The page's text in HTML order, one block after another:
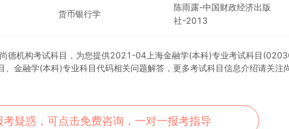
货币银行学
陈雨露-中国财政经济出版
社-2013
德机构考试科目，为您提供2021-04上海金融学(本科)专业考试科目
金融学(本科)专业科目代码相关问题解答，更多考试科目信息介绍请关注
考疑惑，可点击免费咨询，一对一报考指导